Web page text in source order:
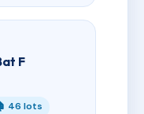
F
46 lots